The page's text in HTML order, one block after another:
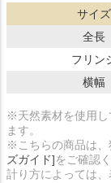
サイズ
全長
フリン
横幅
※天然素材を使用し
ます。
※こちらの商品は、
ズガイド]をご確認
計り方によっては、